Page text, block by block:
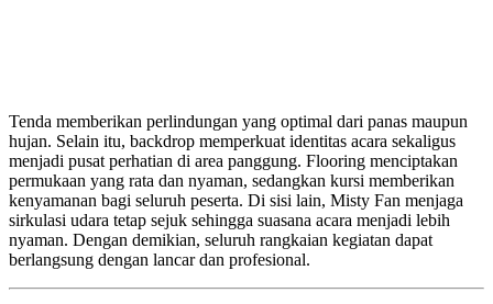
Tenda memberikan perlindungan yang optimal dari panas maupun
hujan. Selain itu, backdrop memperkuat identitas acara sekaligus
menjadi pusat perhatian di area panggung. Flooring menciptakan
permukaan yang rata dan nyaman, sedangkan kursi memberikan
kenyamanan bagi seluruh peserta. Di sisi lain, Misty Fan menjaga
sirkulasi udara tetap sejuk sehingga suasana acara menjadi lebih
nyaman. Dengan demikian, seluruh rangkaian kegiatan dapat
berlangsung dengan lancar dan profesional.